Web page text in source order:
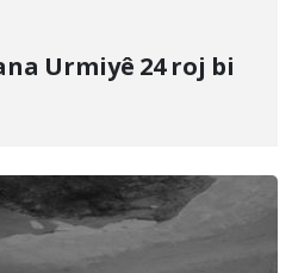
Urmiyê 24 roj bi